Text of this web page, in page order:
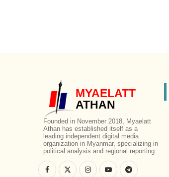
MYAELATT
ATHAN
Founded in November 2018, Myaelatt
Athan has established itself as a
leading independent digital media
organization in Myanmar, specializing in
political analysis and regional reporting.